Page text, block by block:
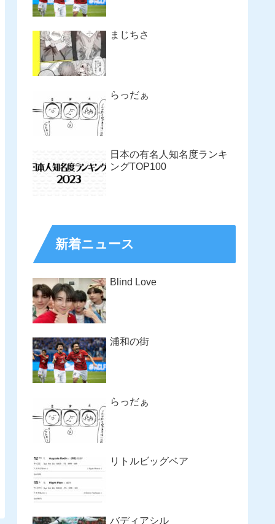
まじちさ
らっだぁ
日本の有名人知名度ランキ
ングTOP100
新着ニュース
Blind Love
浦和の街
らっだぁ
リトルビッグベア
バディアシル